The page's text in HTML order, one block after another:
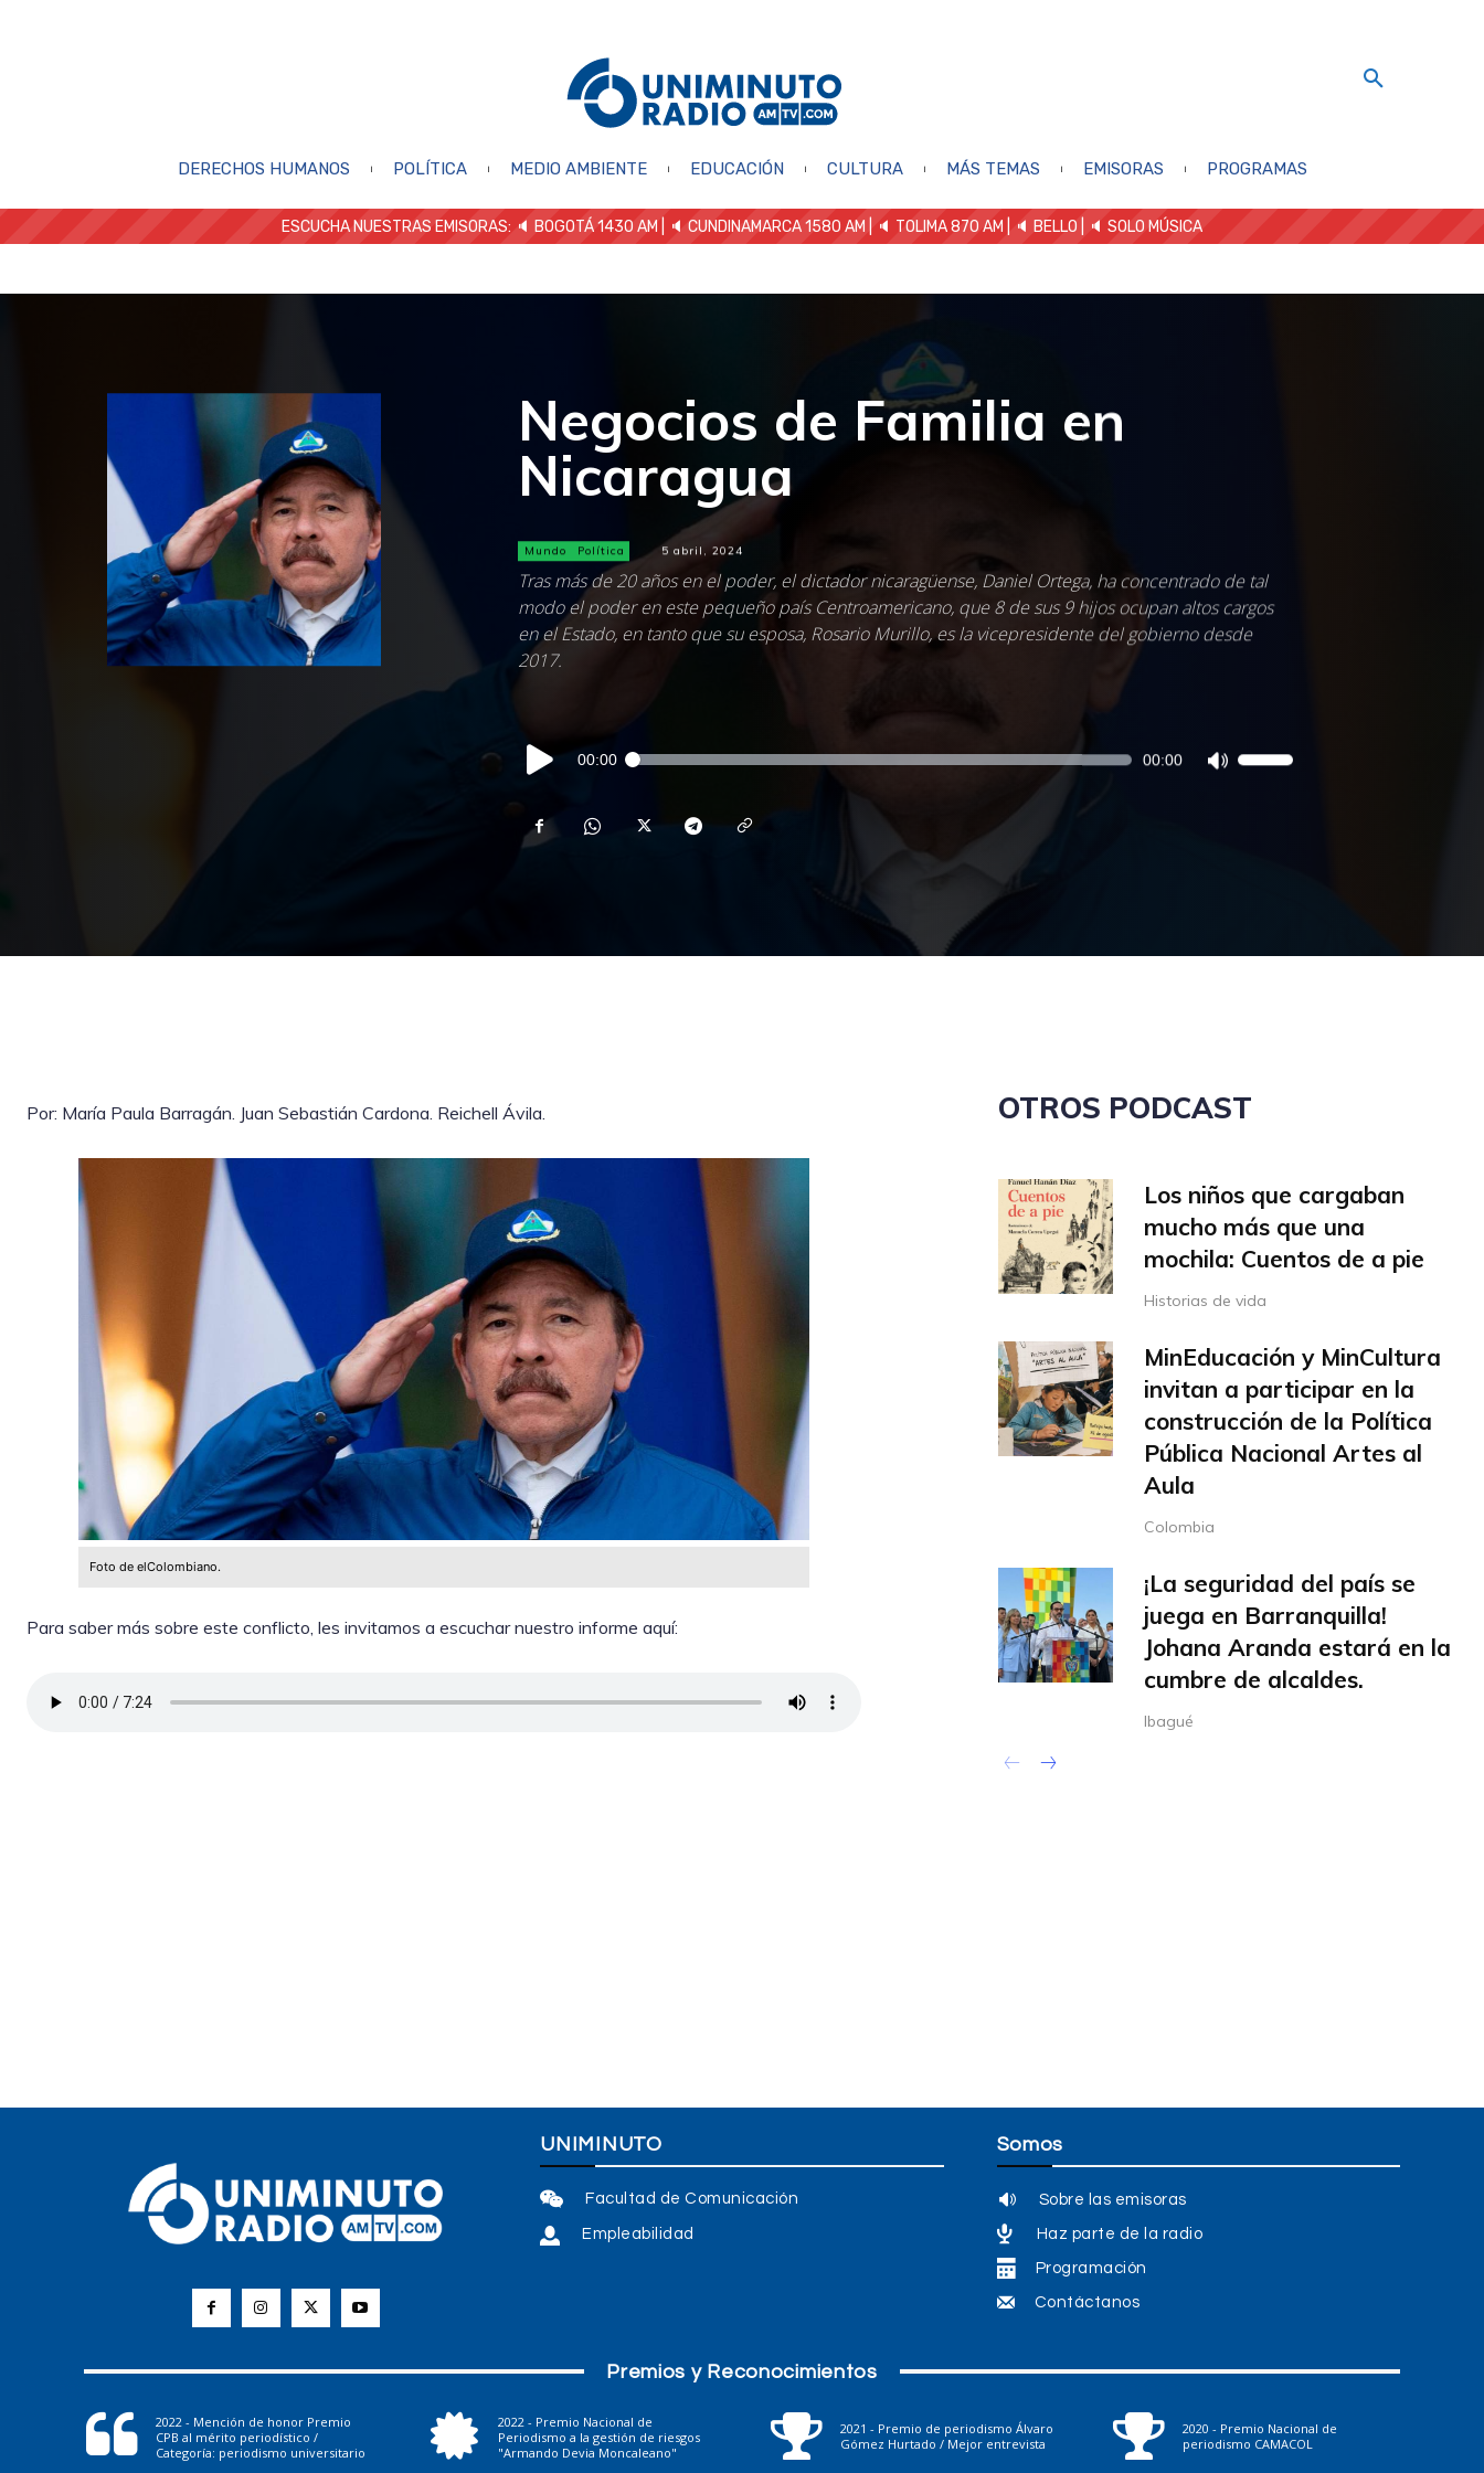
DERECHOS HUMANOS POLÍTICA MEDIO AMBIENTE EDUCACIÓN CULTURA MÁS TEMAS EMISORAS PROGRAMAS
ESCUCHA NUESTRAS EMISORAS: 🔈 BOGOTÁ 1430 AM | 🔈 CUNDINAMARCA 1580 AM | 🔈 TOLIMA 870 AM | 🔈 BELLO 🔈 SOLO MÚSICA
Negocios de Familia en
Nicaragua
Mundo Política 5 abril, 2024
Tras más de 20 años en el poder, el dictador nicaragüense, Daniel Ortega, ha concentrado de tal
modo el poder en este pequeño país Centroamericano, que 8 de sus 9 hijos ocupan altos cargos
en el Estado, en tanto que su esposa, Rosario Murillo, es la vicepresidente del gobierno desde
2017.
Reproductor
de
00:00 00:00
Utiliza
Por: María Paula Barragán. Juan Sebastián Cardona. Reichell Ávila.
Foto de elColombiano.
Para saber más sobre este conflicto, les invitamos a escuchar nuestro informe aquí:
OTROS PODCAST
Los niños que cargaban
mucho más que una
mochila: Cuentos de a pie
Historias de vida
MinEducación y MinCultura
invitan a participar en la
construcción de la Política
Pública Nacional Artes al
Aula
Colombia
¡La seguridad del país se
juega en Barranquilla!
Johana Aranda estará en la
cumbre de alcaldes.
Ibagué
UNIMINUTO
Facultad de Comunicación
Empleabilidad
Somos
Sobre las emisoras
Haz parte de la radio
Programación
Contáctanos
Premios y Reconocimientos
2022 - Mención de honor Premio
CPB al mérito periodístico /
Categoría: periodismo universitario
2022 - Premio Nacional de
Periodismo a la gestión de riesgos
"Armando Devia Moncaleano"
2021 - Premio de periodismo Álvaro
Gómez Hurtado / Mejor entrevista
2020 - Premio Nacional de
periodismo CAMACOL